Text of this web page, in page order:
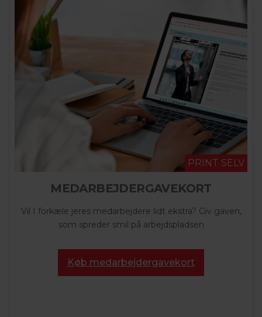
PRINT SELV
MEDARBEJDERGAVEKORT
Vil I forkæle jeres medarbejdere lidt ekstra? Giv gaven,
som spreder smil på arbejdspladsen
Køb medarbejdergavekort